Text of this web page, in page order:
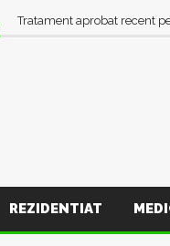
Tratament aprobat recent
REZIDENTIAT